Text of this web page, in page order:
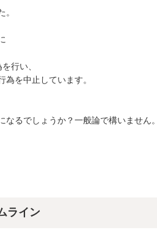
行い、
を中止しています。
るでしょうか？一般論で構いません。
ライン